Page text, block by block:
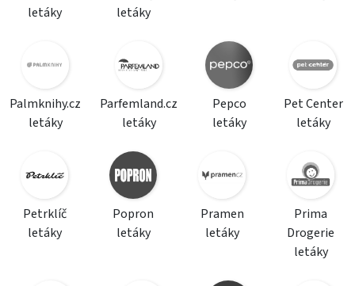
letáky
letáky
Palmknihy.cz
letáky
Parfemland.cz
letáky
Pepco
letáky
Pet Center
letáky
Petrklíč
letáky
Popron
letáky
Pramen
letáky
Prima
Drogerie
letáky